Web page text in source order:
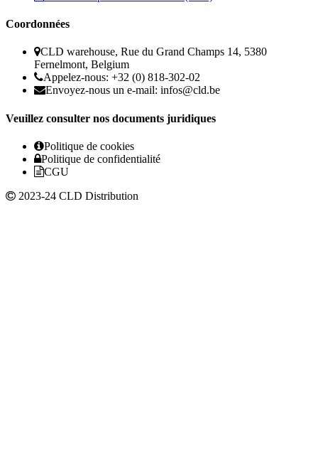
Coordonnées
CLD warehouse, Rue du Grand Champs 14, 5380
Fernelmont, Belgium
Appelez-nous: +32 (0) 818-302-02
Envoyez-nous un e-mail: infos@cld.be
Veuillez consulter nos documents juridiques
Politique de cookies
Politique de confidentialité
CGU
2023-24 CLD Distribution